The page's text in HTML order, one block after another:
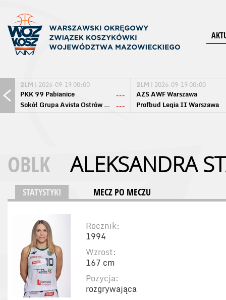
2LM | 2026-09-19 00:00
PKK 99 Pabianice
---
Sokół Grupa Avista Ostrów Maz. ---
2LM | 2026-09-19 00:00
AZS AWF Warszawa
Profbud Legia II Warszawa
OBLK ALEKSANDRA
STATYSTYKI MECZ PO MECZU
Rocznik:
1994
Wzrost:
167 cm
Pozycja:
rozgrywająca